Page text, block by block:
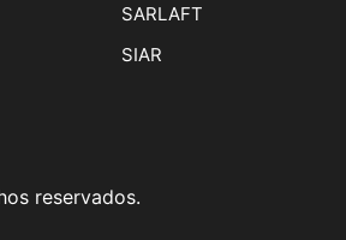
SARLAFT
SIAR
reservados.